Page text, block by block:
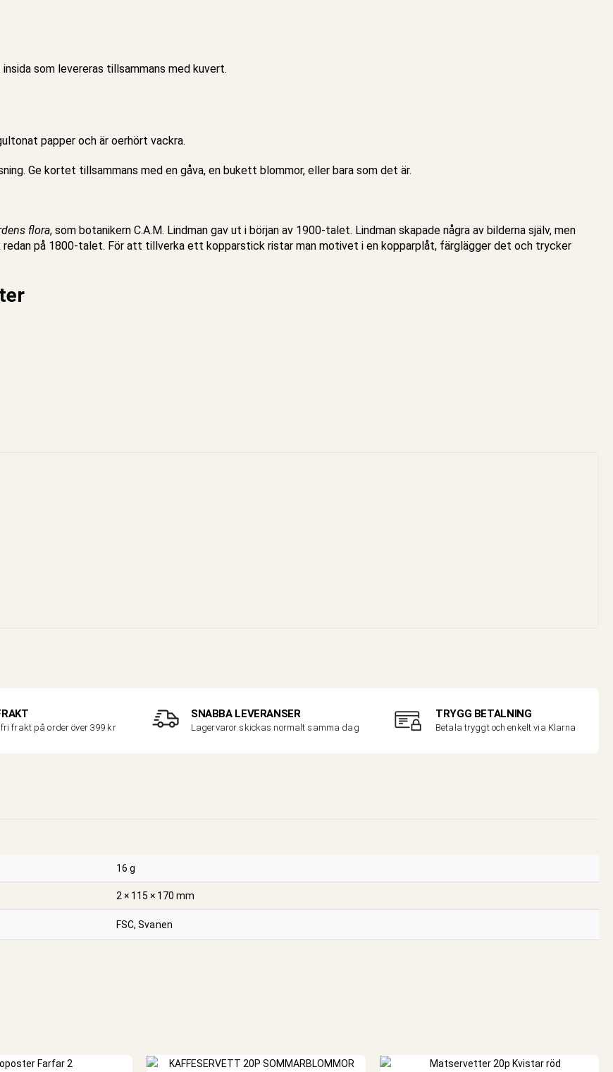
som levereras tillsammans med kuvert.
papper och är oerhört vackra.
Ge kortet tillsammans med en gåva, en bukett blommor, eller bara som det är.
flora, som botanikern C.A.M. Lindman gav ut i början av 1900-talet. Lindman skapade några av bilderna själv, men
på 1800-talet. För att tillverka ett kopparstick ristar man motivet i en kopparplåt, färglägger det och trycker
frakt på order över 399 kr
SNABBA LEVERANSER
Lagervaror skickas normalt samma dag
TRYGG BETALNING
Betala tryggt och enkelt via Klarna
16 g
2 × 115 × 170 mm
FSC, Svanen